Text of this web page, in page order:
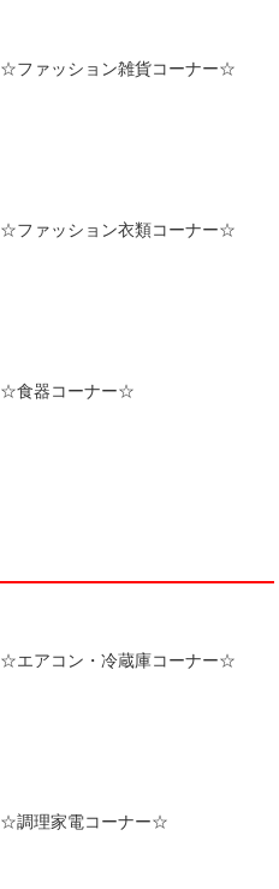
☆ファッション雑貨コーナー☆
☆ファッション衣類コーナー☆
☆食器コーナー☆
☆エアコン・冷蔵庫コーナー☆
☆調理家電コーナー☆